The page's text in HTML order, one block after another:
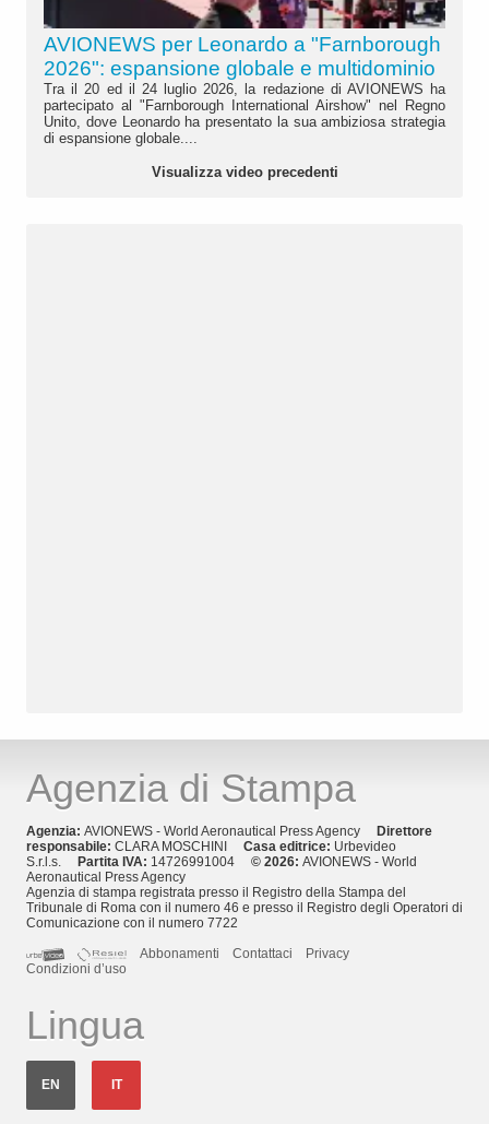
AVIONEWS per Leonardo a "Farnborough
2026": espansione globale e multidominio
Tra il 20 ed il 24 luglio 2026, la redazione di AVIONEWS ha
partecipato al "Farnborough International Airshow" nel Regno
Unito, dove Leonardo ha presentato la sua ambiziosa strategia
di espansione globale....
Visualizza video precedenti
Agenzia di Stampa
Agenzia: AVIONEWS - World Aeronautical Press Agency Direttore
responsabile: CLARA MOSCHINI Casa editrice: Urbevideo
S.r.l.s. Partita IVA: 14726991004 © 2026: AVIONEWS - World
Aeronautical Press Agency
Agenzia di stampa registrata presso il Registro della Stampa del
Tribunale di Roma con il numero 46 e presso il Registro degli Operatori di
Comunicazione con il numero 7722
Abbonamenti
Contattaci
Privacy
Condizioni d’uso
Lingua
EN IT